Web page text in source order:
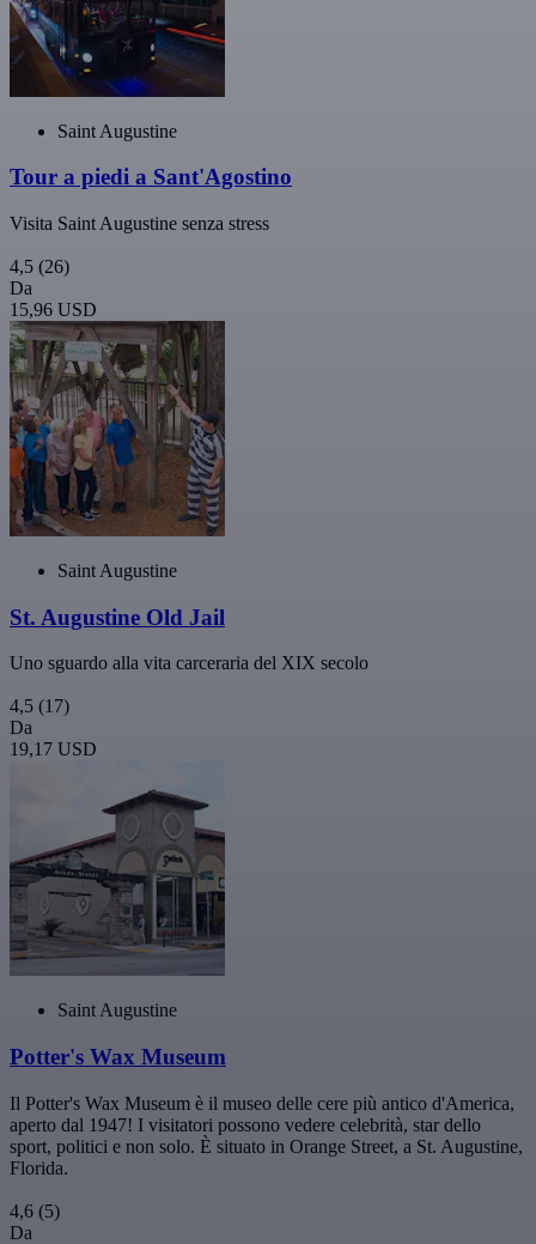
Saint Augustine
Tour a piedi a Sant'Agostino
Visita Saint Augustine senza stress
4,5 (26)
Da
15,96 USD
Saint Augustine
St. Augustine Old Jail
Uno sguardo alla vita carceraria del XIX secolo
4,5 (17)
Da
19,17 USD
Saint Augustine
Potter's Wax Museum
Il Potter's Wax Museum è il museo delle cere più antico d'America,
aperto dal 1947! I visitatori possono vedere celebrità, star dello
sport, politici e non solo. È situato in Orange Street, a St. Augustine,
Florida.
4,6 (5)
Da